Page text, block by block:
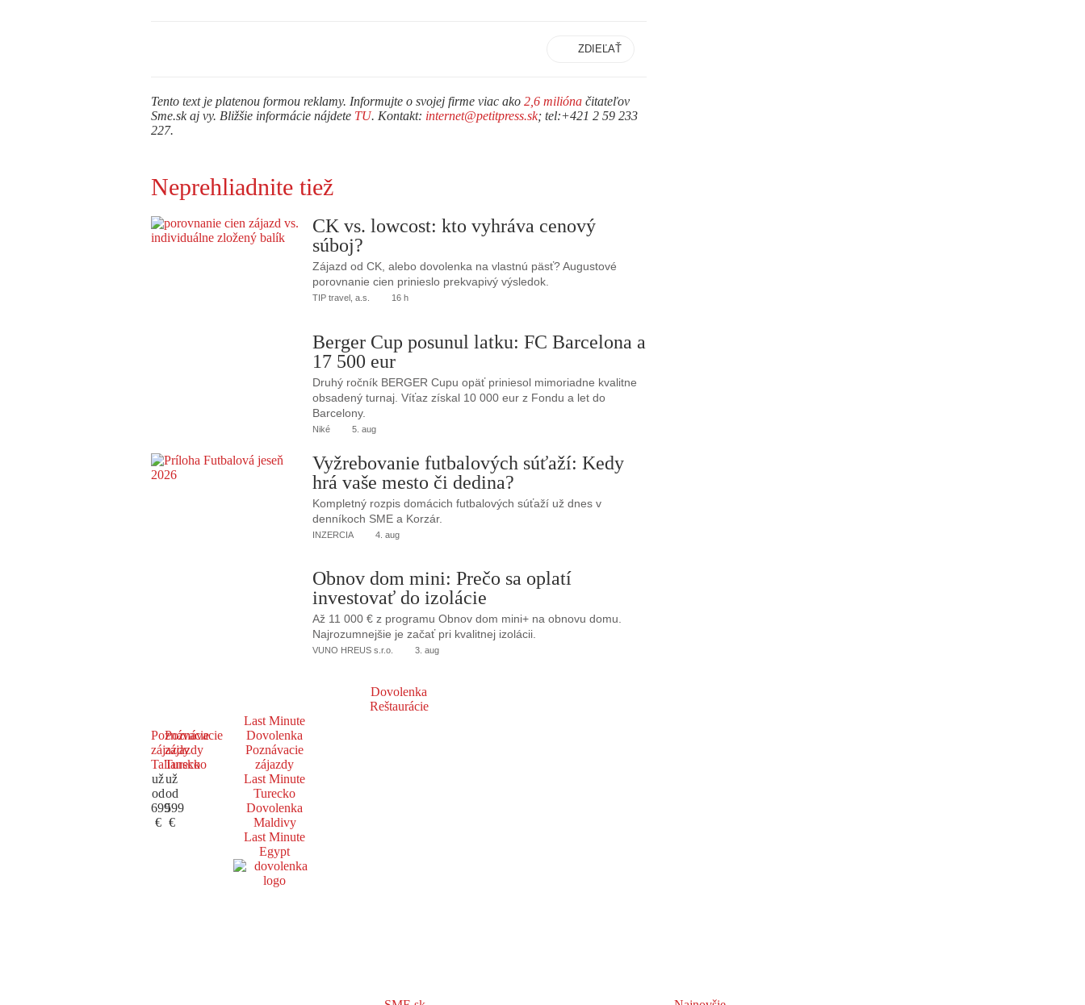
ZDIEĽAŤ
Tento text je platenou formou reklamy. Informujte o svojej firme viac ako 2,6 milióna čitateľov
Sme.sk aj vy. Bližšie informácie nájdete TU. Kontakt: internet@petitpress.sk; tel:+421 2 59 233
227.
Neprehliadnite tiež
CK vs. lowcost: kto vyhráva cenový
súboj?
Zájazd od CK, alebo dovolenka na vlastnú päsť? Augustové
porovnanie cien prinieslo prekvapivý výsledok.
TIP travel, a.s. 16 h
Berger Cup posunul latku: FC Barcelona a
17 500 eur
Druhý ročník BERGER Cupu opäť priniesol mimoriadne kvalitne
obsadený turnaj. Víťaz získal 10 000 eur z Fondu a let do
Barcelony.
Niké 5. aug
Vyžrebovanie futbalových súťaží: Kedy
hrá vaše mesto či dedina?
Kompletný rozpis domácich futbalových súťaží už dnes v
denníkoch SME a Korzár.
INZERCIA 4. aug
Obnov dom mini: Prečo sa oplatí
investovať do izolácie
Až 11 000 € z programu Obnov dom mini+ na obnovu domu.
Najrozumnejšie je začať pri kvalitnej izolácii.
VUNO HREUS s.r.o. 3. aug
Dovolenka
Reštaurácie
Poznávacie
zájazdy
Taliansko
už
od
699
€
Poznávacie
zájazdy
Turecko
už
od
599
€
Last Minute
Dovolenka
Poznávacie
zájazdy
Last Minute
Turecko
Dovolenka
Maldivy
Last Minute
Egypt